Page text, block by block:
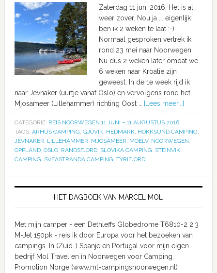
Zaterdag 11 juni 2016. Het is al
weer zover. Nou ja ... eigenlijk
ben ik 2 weken te laat :-)
Normaal gesproken vertrek ik
rond 23 mei naar Noorwegen.
Nu dus 2 weken later omdat we
6 weken naar Kroatië zijn
geweest. In de 1e week rijd ik
naar Jevnaker (uurtje vanaf Oslo) en vervolgens rond het
Mjosameer (Lillehammer) richting Oost …
[Lees meer...]
CATEGORIE: REIS NOORWEGEN 11 JUNI – 11 AUGUSTUS 2016
TAGS: ARHUS CAMPING, GJOVIK, HEDMARK, HOKKSUND CAMPING,
JEVNAKER, LILLEHAMMER, MJOSAMEER, MOELV, NOORWEGEN,
OPPLAND, OSLO, RANDSFJORD, SLOVIKA CAMPING, STEINVIK
CAMPING, SVEASTRANDA CAMPING, TYRIFJORD
HET DAGBOEK VAN MARCEL MOL
Met mijn camper - een Dethleffs Globedrome T6810-2 2.3
M-Jet 150pk - reis ik door Europa voor het bezoeken van
campings. In (Zuid-) Spanje en Portugal voor mijn eigen
bedrijf Mol Travel en in Noorwegen voor Camping
Promotion Norge (www.mt-campingsnoorwegen.nl)